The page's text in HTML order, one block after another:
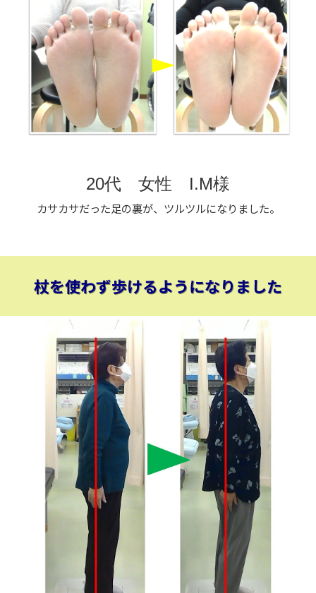
20代 女性 I.M様
カサカサだった足の裏が、ツルツルになりました。
杖を使わず歩けるようになりました